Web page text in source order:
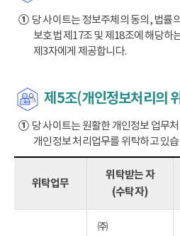
①당 사이트는 정보주체의 동의, 법률
보호법 제17조 및 제18조에 해당하
제3자에게 제공합니다.
제5조(개인정보처리의
①당 사이트는 원활한 개인정보 업무
개인정보 처리업무를 위탁하고 있
위탁업무
위탁받는 자
(수탁자)
㈜